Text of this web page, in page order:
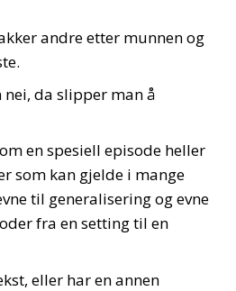
andre etter munnen og
nei, da slipper man å
en spesiell episode heller
som kan gjelde i mange
til generalisering og evne
fra en setting til en
eller har en annen